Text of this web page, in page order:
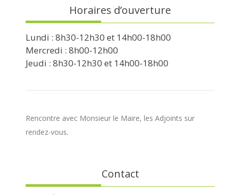
Horaires d’ouverture
Lundi : 8h30-12h30 et 14h00-18h00
Mercredi : 8h00-12h00
Jeudi : 8h30-12h30 et 14h00-18h00
Rencontre avec Monsieur le Maire, les Adjoints sur
rendez-vous.
Contact